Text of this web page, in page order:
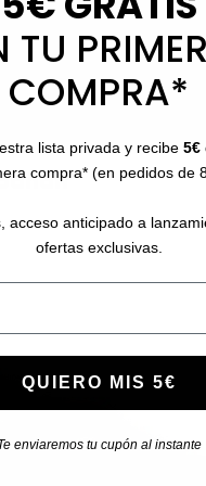
TU
COMPRA*
lista privada y recibe 5€
compra* (en pedidos de
acceso anticipado a
ofertas exclusivas.
QUIERO MIS 5€
enviaremos tu cupón al instante